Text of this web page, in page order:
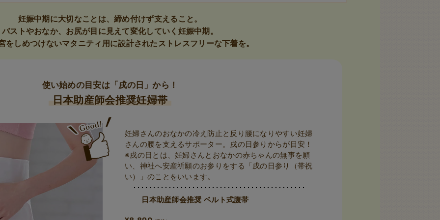
妊娠中期に大切なことは、締め付けず支えること。
バストやおなか、お尻が目に見えて変化していく妊娠中期。
をしめつけないマタニティ用に設計されたストレスフリーな下着を。
使い始めの目安は「戌の日」から！
日本助産師会推奨妊婦帯
妊婦さんのおなかの冷え防止と反り腰になりやすい妊婦
さんの腰を支えるサポーター。戌の日参りからが目安！
※戌の日とは、妊婦さんとおなかの赤ちゃんの無事を願
い、神社へ安産祈願のお参りをする「戌の日参り（帯祝
い）」のことをいいます。
日本助産師会推奨 ベルト式腹帯